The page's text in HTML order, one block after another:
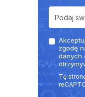
zgodę
danych